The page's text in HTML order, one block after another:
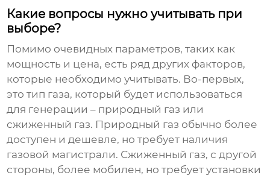
Какие вопросы нужно учитывать при
выборе?
Помимо очевидных параметров, таких как
мощность и цена, есть ряд других факторов,
которые необходимо учитывать. Во-первых,
это тип газа, который будет использоваться
для генерации – природный газ или
сжиженный газ. Природный газ обычно более
доступен и дешевле, но требует наличия
газовой магистрали. Сжиженный газ, с другой
стороны, более мобилен, но требует установки